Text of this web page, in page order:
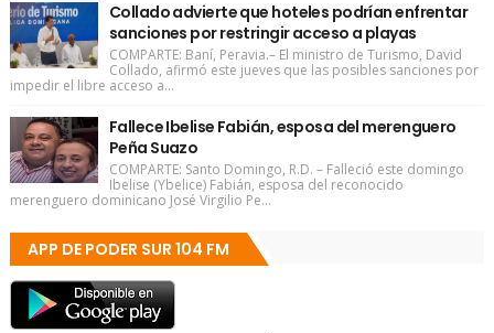
Collado advierte que hoteles podrían enfrentar
sanciones por restringir acceso a playas
COMPARTE: Baní, Peravia.– El ministro de Turismo, David
Collado, afirmó este jueves que las posibles sanciones por
impedir el libre acceso a...
Fallece Ibelise Fabián, esposa del merenguero
Peña Suazo
COMPARTE: Santo Domingo, R.D. – Falleció este domingo
Ibelise (Ybelice) Fabián, esposa del reconocido
merenguero dominicano José Virgilio Pe...
APP DE PODER SUR 104 FM